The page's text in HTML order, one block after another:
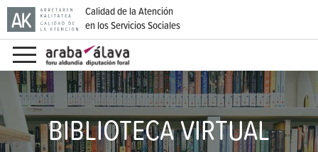
Ir directamente al contenido
Calidad de la Atención
en los Servicios Sociales
BIBLIOTECA VIRTUAL